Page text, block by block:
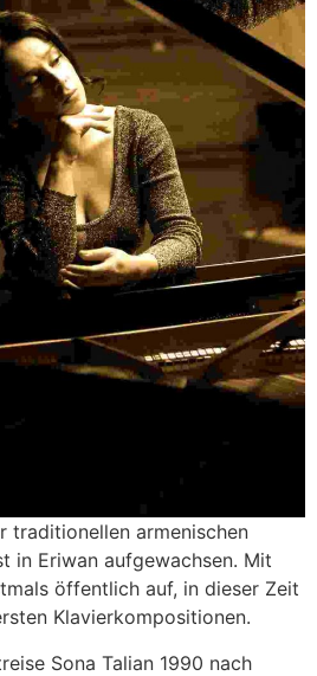
traditionellen armenischen
in Eriwan aufgewachsen. Mit
öffentlich auf, in dieser Zeit
Klavierkompositionen.
Sona Talian 1990 nach